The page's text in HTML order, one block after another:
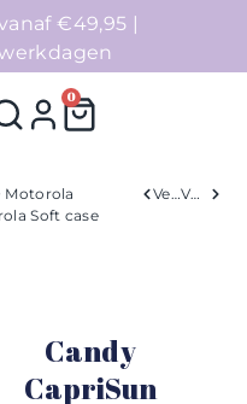
€49,95 |
0
Motorola
Soft case
Verleden Volgend
Candy
CapriSun